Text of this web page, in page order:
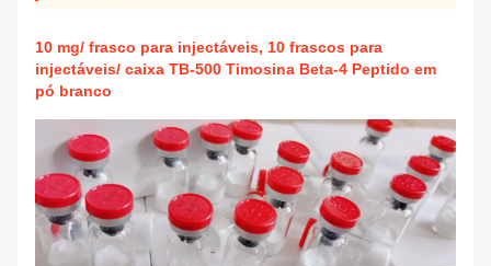
10 mg/ frasco para injectáveis, 10 frascos para
injectáveis/ caixa TB-500 Timosina Beta-4 Peptido em
pó branco